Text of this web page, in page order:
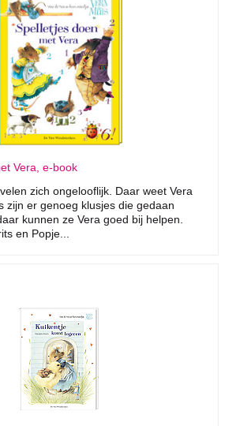
Vera, e-book
zich ongelooflijk. Daar weet Vera
zijn er genoeg klusjes die gedaan
kunnen ze Vera goed bij helpen.
en Popje...